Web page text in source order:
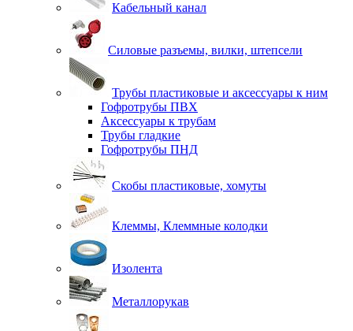
Кабельный канал
Силовые разъемы, вилки, штепсели
Трубы пластиковые и аксессуары к ним
Гофротрубы ПВХ
Аксессуары к трубам
Трубы гладкие
Гофротрубы ПНД
Скобы пластиковые, хомуты
Клеммы, Клеммные колодки
Изолента
Металлорукав